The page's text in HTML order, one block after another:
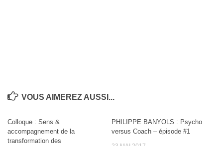
VOUS AIMEREZ AUSSI...
Colloque : Sens &
accompagnement de la
transformation des
PHILIPPE BANYOLS : Psycho
versus Coach – épisode #1